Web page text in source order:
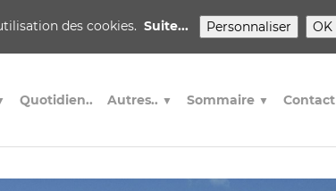
des cookies. Suite... Personnaliser OK
Quotidien.. Autres.. ▼ Sommaire ▼ Contact